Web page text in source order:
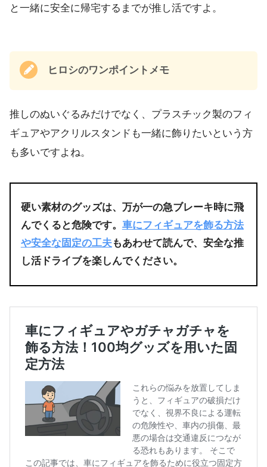
と一緒に安全に帰宅するまでが推し活ですよ。
ヒロシのワンポイントメモ
推しのぬいぐるみだけでなく、プラスチック製のフィ
ギュアやアクリルスタンドも一緒に飾りたいという方
も多いですよね。
硬い素材のグッズは、万が一の急ブレーキ時に飛
んでくると危険です。 車にフィギュアを飾る方法
や安全な固定の工夫もあわせて読んで、安全な推
し活ドライブを楽しんでください。